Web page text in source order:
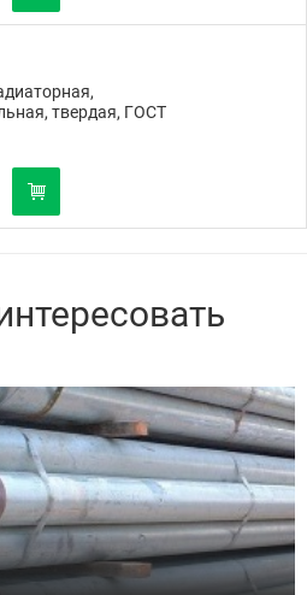
твердая, ГОСТ